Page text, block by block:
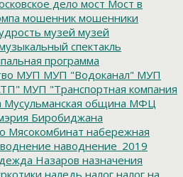
дело мост Мост в
мошенник мошенники
музей музей
спектакль
программа
МУП МУП "Водоканал" МУП
МУП "Транспортная компания
Мусульманская община МФЦ
Биробиджана
Мясокомбинат набережная
наводнение_2019
Назаров назначения
наледь налог налог на